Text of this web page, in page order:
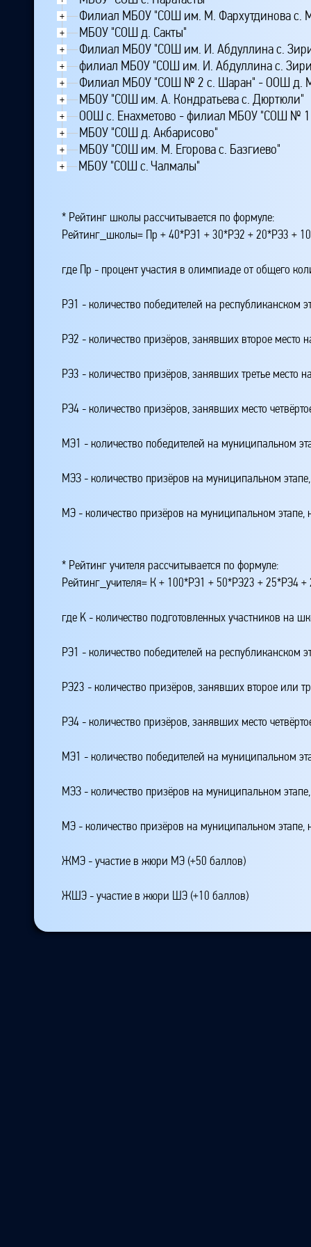
+ Филиал МБОУ "СОШ им. М. Фархутдинова с.
+ МБОУ "СОШ д. Сакты"
+ Филиал МБОУ "СОШ им. И. Абдуллина с.
+ филиал МБОУ "СОШ им. И. Абдуллина с.
+ Филиал МБОУ "СОШ № 2 с. Шаран" - ООШ д.
+ МБОУ "СОШ им. А. Кондратьева с. Дюртюли"
+ ООШ с. Енахметово - филиал МБОУ "СОШ №
+ МБОУ "СОШ д. Акбарисово"
+ МБОУ "СОШ им. М. Егорова с. Базгиево"
+ МБОУ "СОШ с. Чалмалы"
* Рейтинг школы рассчитывается по формуле:
Рейтинг_школы= Пр + 40*РЭ1 + 30*РЭ2 + 20*РЭ3 +
где Пр - процент участия в олимпиаде от общего
РЭ1 - количество победителей на республиканском
РЭ2 - количество призёров, занявших второе место
РЭ3 - количество призёров, занявших третье место
РЭ4 - количество призёров, занявших место
МЭ1 - количество победителей на муниципальном
МЭЗ - количество призёров на муниципальном
МЭ - количество призёров на муниципальном
* Рейтинг учителя рассчитывается по формуле:
Рейтинг_учителя= К + 100*РЭ1 + 50*РЭ23 +
где K - количество подготовленных участников на
РЭ1 - количество победителей на республиканском
РЭ23 - количество призёров, занявших второе или
РЭ4 - количество призёров, занявших место
МЭ1 - количество победителей на муниципальном
МЭЗ - количество призёров на муниципальном
МЭ - количество призёров на муниципальном
ЖМЭ - участие в жюри МЭ (+50 баллов)
ЖШЭ - участие в жюри ШЭ (+10 баллов)